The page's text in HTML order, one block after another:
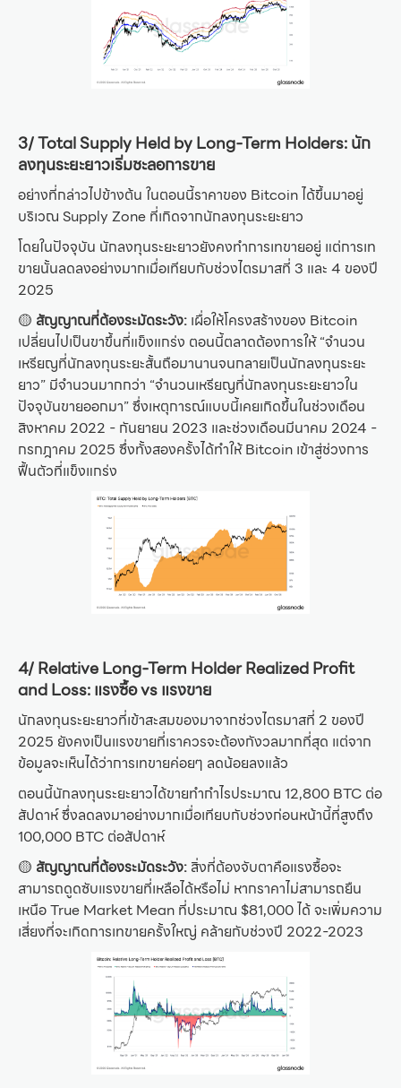
3/ Total Supply Held by Long-Term Holders: นัก
ลงทุนระยะยาวเริ่มชะลอการขาย
อย่างที่กล่าวไปข้างต้น ในตอนนี้ราคาของ Bitcoin ได้ขึ้นมาอยู่
บริเวณ Supply Zone ที่เกิดจากนักลงทุนระยะยาว
โดยในปัจจุบัน นักลงทุนระยะยาวยังคงทำการเทขายอยู่ แต่การเท
ขายนั้นลดลงอย่างมากเมื่อเทียบกับช่วงไตรมาสที่ 3 และ 4 ของปี
2025
🟡 สัญญาณที่ต้องระมัดระวัง: เผื่อให้โครงสร้างของ Bitcoin
เปลี่ยนไปเป็นขาขึ้นที่แข็งแกร่ง ตอนนี้ตลาดต้องการให้ “จำนวน
เหรียญที่นักลงทุนระยะสั้นถือมานานจนกลายเป็นนักลงทุนระยะ
ยาว” มีจำนวนมากกว่า “จำนวนเหรียญที่นักลงทุนระยะยาวใน
ปัจจุบันขายออกมา” ซึ่งเหตุการณ์แบบนี้เคยเกิดขึ้นในช่วงเดือน
สิงหาคม 2022 - กันยายน 2023 และช่วงเดือนมีนาคม 2024 -
กรกฎาคม 2025 ซึ่งทั้งสองครั้งได้ทำให้ Bitcoin เข้าสู่ช่วงการ
ฟื้นตัวที่แข็งแกร่ง
4/ Relative Long-Term Holder Realized Profit
and Loss: แรงซื้อ vs แรงขาย
นักลงทุนระยะยาวที่เข้าสะสมของมาจากช่วงไตรมาสที่ 2 ของปี
2025 ยังคงเป็นแรงขายที่เราควรจะต้องกังวลมากที่สุด แต่จาก
ข้อมูลจะเห็นได้ว่าการเทขายค่อยๆ ลดน้อยลงแล้ว
ตอนนี้นักลงทุนระยะยาวได้ขายทำกำไรประมาณ 12,800 BTC ต่อ
สัปดาห์ ซึ่งลดลงมาอย่างมากเมื่อเทียบกับช่วงก่อนหน้านี้ที่สูงถึง
100,000 BTC ต่อสัปดาห์
🟡 สัญญาณที่ต้องระมัดระวัง: สิ่งที่ต้องจับตาคือแรงซื้อจะ
สามารถดูดซับแรงขายที่เหลือได้หรือไม่ หากราคาไม่สามารถยืน
เหนือ True Market Mean ที่ประมาณ $81,000 ได้ จะเพิ่มความ
เสี่ยงที่จะเกิดการเทขายครั้งใหญ่ คล้ายกับช่วงปี 2022-2023